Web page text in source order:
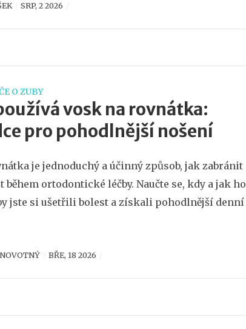
SRP, 2 2026
O ZUBY
vosk na rovnátka:
pro pohodlnější nošení
je jednoduchý a účinný způsob, jak zabránit
během ortodontické léčby. Naučte se, kdy a jak ho
jste si ušetřili bolest a získali pohodlnější denní
BŘE, 18 2026